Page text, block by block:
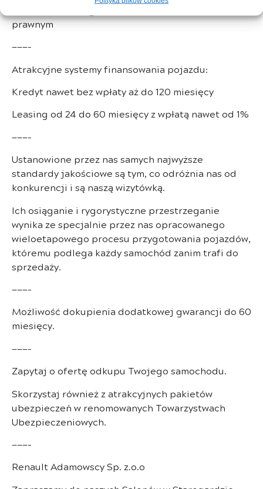
prawnym
———-
Atrakcyjne systemy finansowania pojazdu:
Kredyt nawet bez wpłaty aż do 120 miesięcy
Leasing od 24 do 60 miesięcy z wpłatą nawet od 1%
———-
Ustanowione przez nas samych najwyższe
standardy jakościowe są tym, co odróżnia nas od
konkurencji i są naszą wizytówką.
Ich osiąganie i rygorystyczne przestrzeganie
wynika ze specjalnie przez nas opracowanego
wieloetapowego procesu przygotowania pojazdów,
któremu podlega każdy samochód zanim trafi do
sprzedaży.
———-
Możliwość dokupienia dodatkowej gwarancji do 60
miesięcy.
———-
Zapytaj o ofertę odkupu Twojego samochodu.
Skorzystaj również z atrakcyjnych pakietów
ubezpieczeń w renomowanych Towarzystwach
Ubezpieczeniowych.
———-
Renault Adamowscy Sp. z.o.o